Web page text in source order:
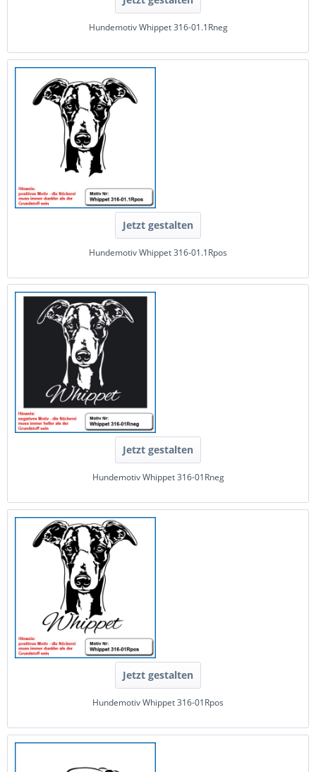
Hundemotiv Whippet 316-01.1Rneg
Jetzt gestalten
Hundemotiv Whippet 316-01.1Rpos
Jetzt gestalten
Hundemotiv Whippet 316-01Rneg
Jetzt gestalten
Hundemotiv Whippet 316-01Rpos